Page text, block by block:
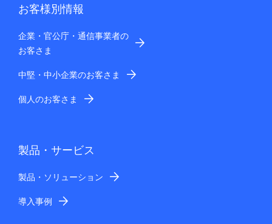
お客様別情報
企業・官公庁・通信事業者の
お客さま
中堅・中小企業のお客さま
個人のお客さま
製品・サービス
製品・ソリューション
導入事例